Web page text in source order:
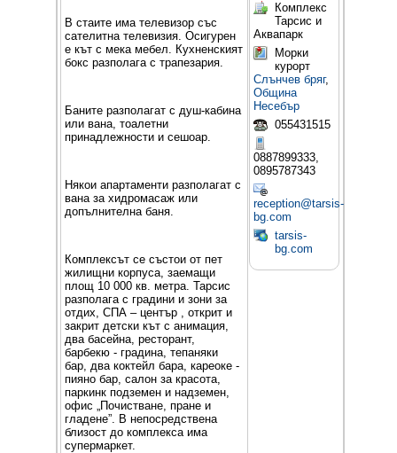
Комплекс
Тарсис и
Аквапарк
Морки
курорт
Слънчев бряг,
Община
Несебър
055431515
0887899333,
0895787343
reception@tarsis-
bg.com
tarsis-
bg.com
В стаите има телевизор със
сателитна телевизия. Осигурен
е кът с мека мебел. Кухненският
бокс разполага с трапезария.
Баните разполагат с душ-кабина
или вана, тоалетни
принадлежности и сешоар.
Някои апартаменти разполагат с
вана за хидромасаж или
допълнителна баня.
Комплексът се състои от пет
жилищни корпуса, заемащи
площ 10 000 кв. метра. Тарсис
разполага с градини и зони за
отдих, СПА – център , открит и
закрит детски кът с анимация,
два басейна, ресторант,
барбекю - градина, тепаняки
бар, два коктейл бара, кареоке -
пияно бар, салон за красота,
паркинк подземен и надземен,
офис „Почистване, пране и
гладене”. В непосредствена
близост до комплекса има
супермаркет.